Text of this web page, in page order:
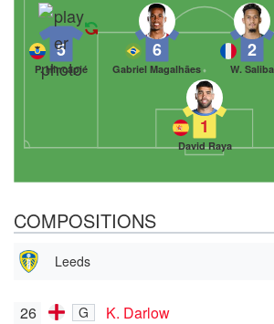
1
David Raya
5
P. Hincapié
6
Gabriel Magalhães
2
W. Saliba
COMPOSITIONS
Leeds
26 G K. Darlow